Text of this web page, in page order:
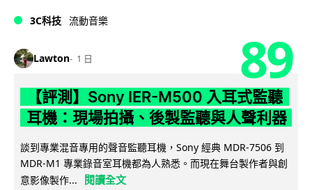
3C科技 流動音樂
Lawton 1 日 89
【評測】Sony IER-M500 入耳式監聽
耳機：現場拍攝、後製監聽與人聲利器
談到專業混音專用的聲音監聽耳機，Sony 經典 MDR-7506 到
MDR-M1 專業錄音室耳機都為人熟悉。而現在舞台製作者與創
意影像製作...
閱讀全文